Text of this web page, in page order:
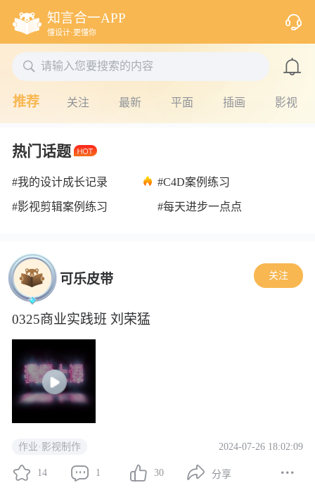
知言合一APP
懂设计·更懂你
 请输入您要搜索的内容
推荐 关注 最新 平面 插画 影视
热门话题
#我的设计成长记录 #C4D案例练习
#影视剪辑案例练习 #每天进步一点点
可乐皮带 关注
0325商业实践班 刘荣猛
作业·影视制作 2024-07-26 18:02:09
14 1 30 分享